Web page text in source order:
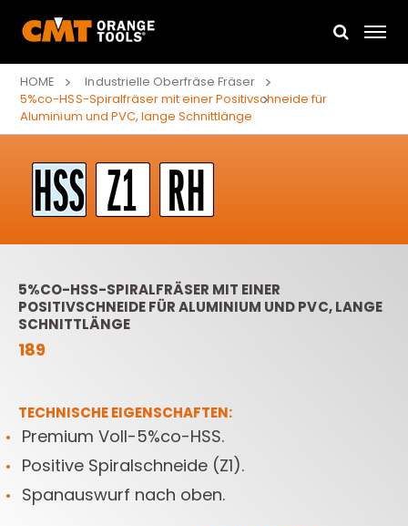
HOME
Industrielle Oberfräse Fräser
5%co-HSS-Spiralfräser mit einer Positivschneide für
Aluminium und PVC, lange Schnittlänge
5%CO-HSS-SPIRALFRÄSER MIT EINER
POSITIVSCHNEIDE FÜR ALUMINIUM UND PVC, LANGE
SCHNITTLÄNGE
189
TECHNISCHE EIGENSCHAFTEN:
Premium Voll-5%co-HSS.
Positive Spiralschneide (Z1).
Spanauswurf nach oben.